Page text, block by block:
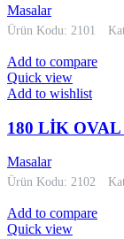
Masalar
Ürün Kodu: 2101
Add to compare
Quick view
Add to wishlist
180 LİK
Masalar
Ürün Kodu: 2102
Add to compare
Quick view